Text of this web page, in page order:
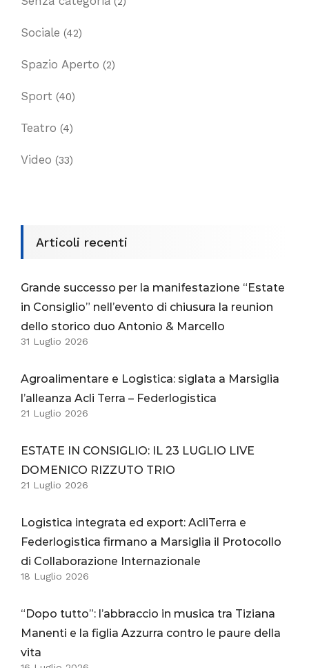
Sociale (42)
Spazio Aperto (2)
Sport (40)
Teatro (4)
Video (33)
Articoli recenti
Grande successo per la manifestazione “Estate
in Consiglio” nell’evento di chiusura la reunion
dello storico duo Antonio & Marcello
31 Luglio 2026
Agroalimentare e Logistica: siglata a Marsiglia
l’alleanza Acli Terra – Federlogistica
21 Luglio 2026
ESTATE IN CONSIGLIO: IL 23 LUGLIO LIVE
DOMENICO RIZZUTO TRIO
21 Luglio 2026
Logistica integrata ed export: AcliTerra e
Federlogistica firmano a Marsiglia il Protocollo
di Collaborazione Internazionale
18 Luglio 2026
“Dopo tutto”: l’abbraccio in musica tra Tiziana
Manenti e la figlia Azzurra contro le paure della
vita